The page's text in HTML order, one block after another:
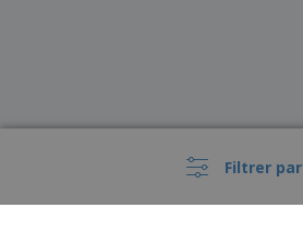
Filtrer par